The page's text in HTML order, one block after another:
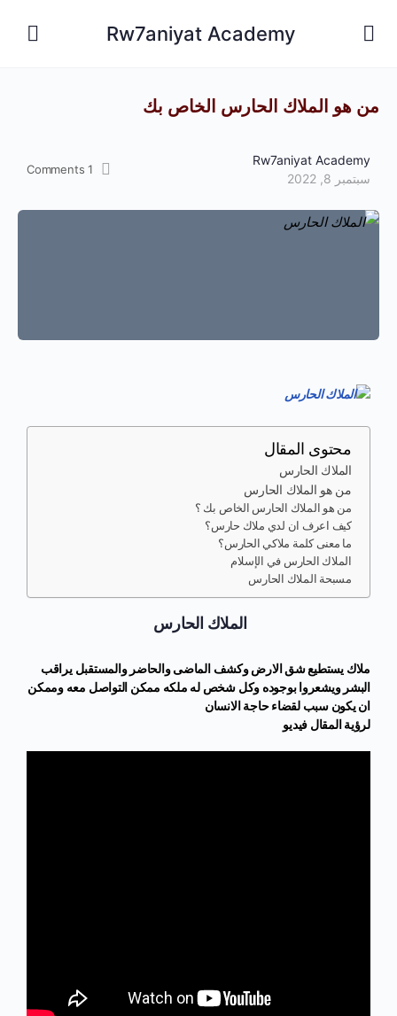
Rw7aniyat Academy
من هو الملاك الحارس الخاص بك
Rw7aniyat Academy
سبتمبر 8, 2022
1
Comments
محتوى المقال
الملاك الحارس
من هو الملاك الحارس
من هو الملاك الحارس الخاص بك ؟
كيف اعرف ان لدي ملاك حارس؟
ما معنى كلمة ملاكي الحارس؟
الملاك الحارس في الإسلام
مسبحة الملاك الحارس
الملاك الحارس
ملاك يستطيع شق الارض وكشف الماضى والحاضر والمستقبل يراقب
البشر ويشعروا بوجوده وكل شخص له ملكه ممكن التواصل معه وممكن
ان يكون سبب لقضاء حاجة الانسان
لرؤية المقال فيديو